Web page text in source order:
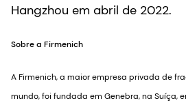
Hangzhou em abril de 2022.
Sobre a Firmenich
A Firmenich, a maior empresa privada de
mundo, foi fundada em Genebra, na Suíça,